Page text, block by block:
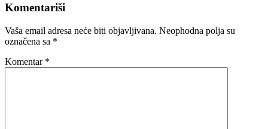
Komentariši
Vaša email adresa neće biti objavljivana. Neophodna polja su
označena sa *
Komentar *